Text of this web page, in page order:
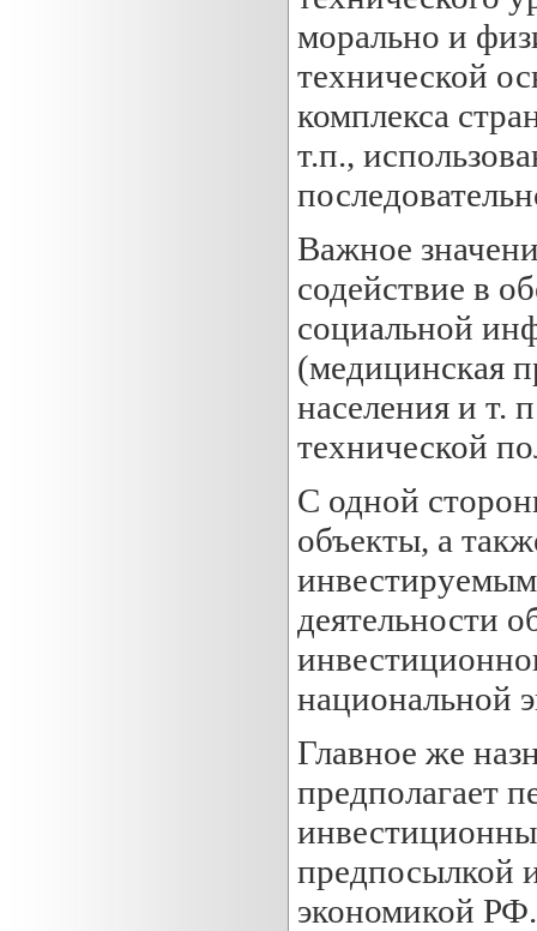
морально и
технической
комплекса
т.п.,
Важное
содействие в
социальной
(медицинская
населения и т.
технической
С одной
объекты, а
инвестируемым
деятельности
национальной
Главное же
предполагает
предпосылкой
экономикой РФ.